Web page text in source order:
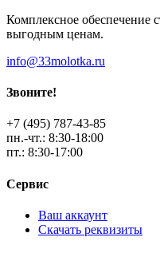
Комплексное обеспечение
выгодным ценам.
info@33molotka.ru
Звоните!
+7 (495) 787-43-85
пн.-чт.: 8:30-18:00
пт.: 8:30-17:00
Сервис
Ваш аккаунт
Скачать реквизиты